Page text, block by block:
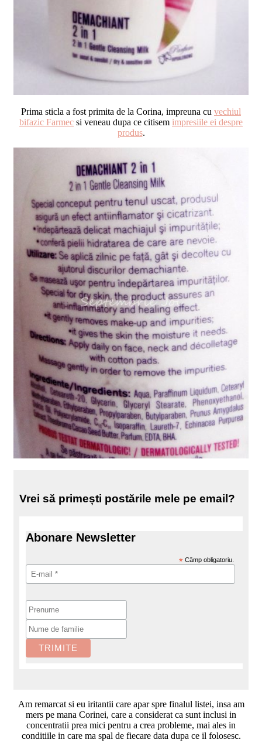
Prima sticla a fost primita de la Corina, impreuna cu vechiul
bifazic Farmec si veneau dupa ce citisem impresiile ei despre
produs.
Vrei să primești postările mele pe email?
Abonare Newsletter
* Câmp obligatoriu.
Am remarcat si eu iritantii care apar spre finalul listei, insa am
mers pe mana Corinei, care a considerat ca sunt inclusi in
concentratii prea mici pentru a crea probleme, mai ales in
conditiile in care ma spal de fiecare data dupa ce il folosesc.